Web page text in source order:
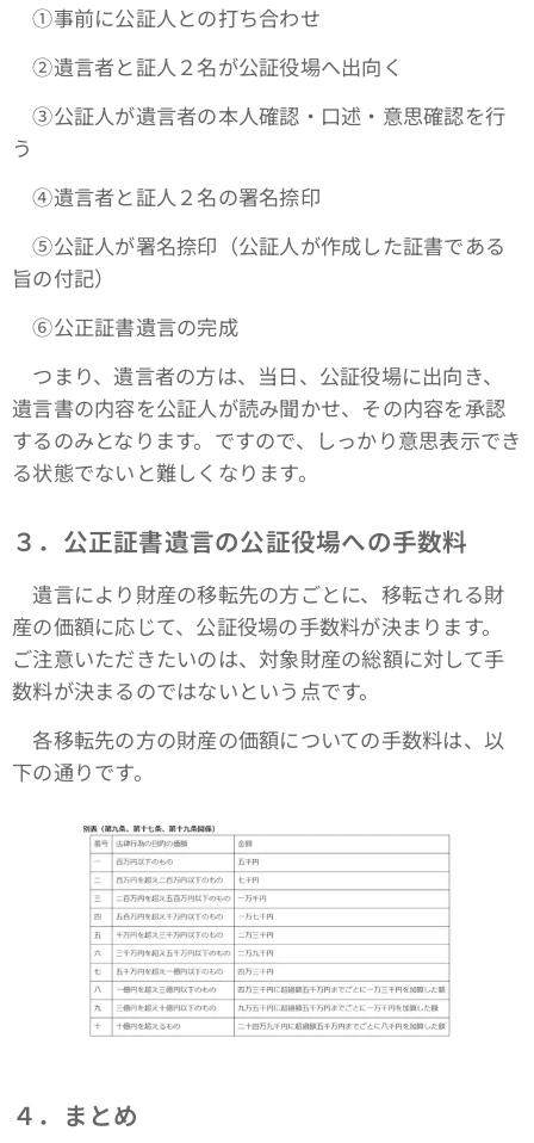
①事前に公証人との打ち合わせ
②遺言者と証人２名が公証役場へ出向く
③公証人が遺言者の本人確認・口述・意思確認を行
う
④遺言者と証人２名の署名捺印
⑤公証人が署名捺印（公証人が作成した証書である
旨の付記）
⑥公正証書遺言の完成
つまり、遺言者の方は、当日、公証役場に出向き、
遺言書の内容を公証人が読み聞かせ、その内容を承認
するのみとなります。ですので、しっかり意思表示でき
る状態でないと難しくなります。
３．公正証書遺言の公証役場への手数料
遺言により財産の移転先の方ごとに、移転される財
産の価額に応じて、公証役場の手数料が決まります。
ご注意いただきたいのは、対象財産の総額に対して手
数料が決まるのではないという点です。
各移転先の方の財産の価額についての手数料は、以
下の通りです。
４．まとめ